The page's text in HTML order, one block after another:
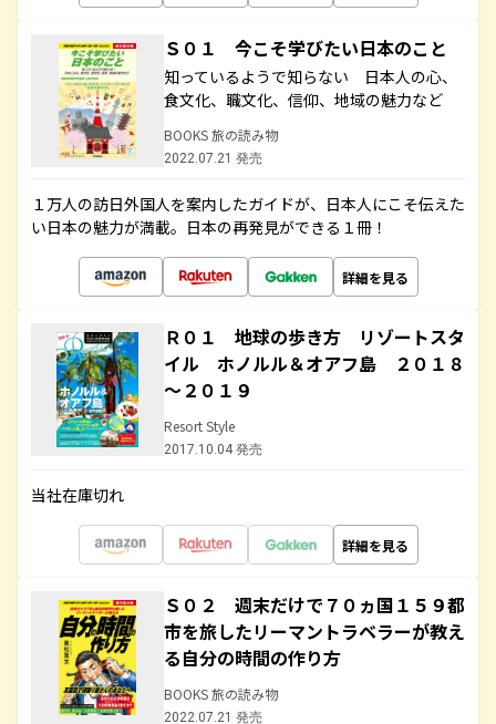
Ｓ０１ 今こそ学びたい日本のこと
知っているようで知らない 日本人の心、
食文化、職文化、信仰、地域の魅力など
BOOKS 旅の読み物
2022.07.21 発売
１万人の訪日外国人を案内したガイドが、日本人にこそ伝えた
い日本の魅力が満載。日本の再発見ができる１冊！
詳細を見る
Ｒ０１ 地球の歩き方 リゾートスタ
イル ホノルル＆オアフ島 ２０１８
～２０１９
Resort Style
2017.10.04 発売
当社在庫切れ
詳細を見る
Ｓ０２ 週末だけで７０ヵ国１５９都
市を旅したリーマントラベラーが教え
る自分の時間の作り方
BOOKS 旅の読み物
2022.07.21 発売